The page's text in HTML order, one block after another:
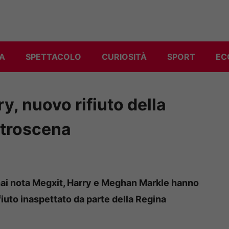
SPETTACOLO CURIOSITÀ SPORT
nuovo rifiuto della
nota Megxit, Harry e Meghan Markle hanno
inaspettato da parte della Regina